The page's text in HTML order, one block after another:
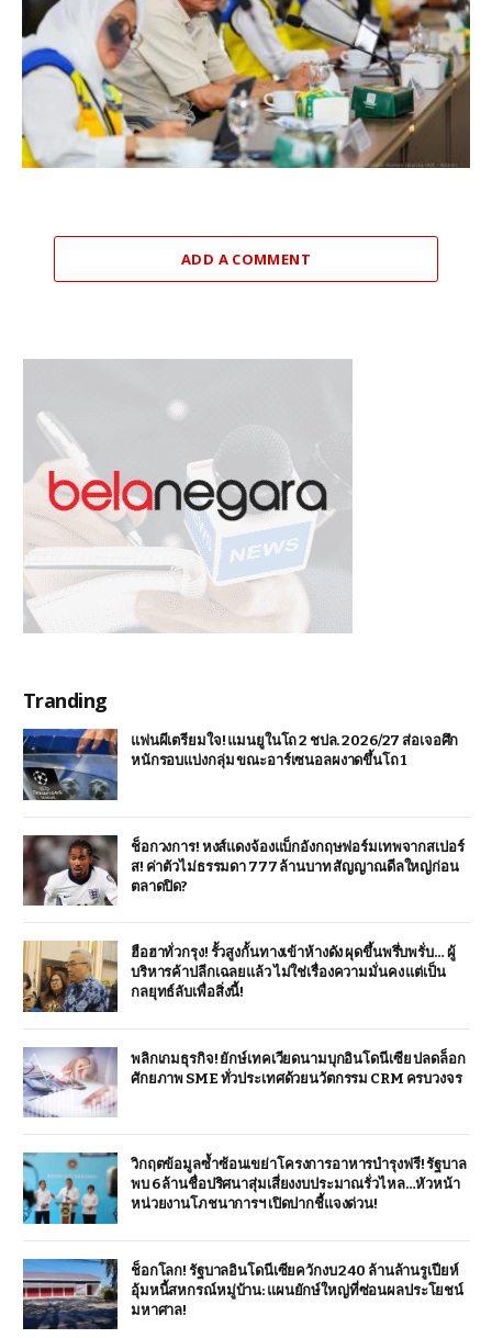
ADD A COMMENT
Tranding
แฟนผีเตรียมใจ! แมนยูในโถ 2 ชปล. 2026/27 ส่อเจอศึก
หนักรอบแบ่งกลุ่ม ขณะอาร์เซนอลผงาดขึ้นโถ 1
ช็อกวงการ! หงส์แดงจ้องแบ็กอังกฤษฟอร์มเทพจากสเปอร์
ส! ค่าตัวไม่ธรรมดา 777 ล้านบาท สัญญาณดีลใหญ่ก่อน
ตลาดปิด?
ฮือฮาทั่วกรุง! รั้วสูงกั้นทางเข้าห้างดัง ผุดขึ้นพรึ่บพรั่บ… ผู้
บริหารค้าปลีกเฉลยแล้ว ไม่ใช่เรื่องความมั่นคง แต่เป็น
กลยุทธ์ลับเพื่อสิ่งนี้!
พลิกเกมธุรกิจ! ยักษ์เทคเวียดนามบุกอินโดนีเซีย ปลดล็อก
ศักยภาพ SME ทั่วประเทศด้วยนวัตกรรม CRM ครบวงจร
วิกฤตข้อมูลซ้ำซ้อนเขย่าโครงการอาหารบำรุงฟรี! รัฐบาล
พบ 6 ล้านชื่อปริศนาสุ่มเสี่ยงงบประมาณรั่วไหล…หัวหน้า
หน่วยงานโภชนาการฯ เปิดปากชี้แจงด่วน!
ช็อกโลก! รัฐบาลอินโดนีเซียควักงบ 240 ล้านล้านรูเปียห์
อุ้มหนี้สหกรณ์หมู่บ้าน: แผนยักษ์ใหญ่ที่ซ่อนผลประโยชน์
มหาศาล!